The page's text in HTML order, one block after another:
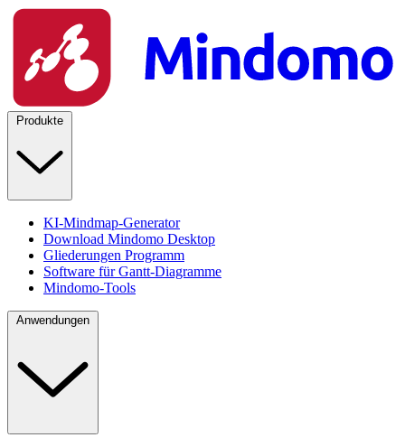
Produkte
KI-Mindmap-Generator
Download Mindomo Desktop
Gliederungen Programm
Software für Gantt-Diagramme
Mindomo-Tools
Anwendungen